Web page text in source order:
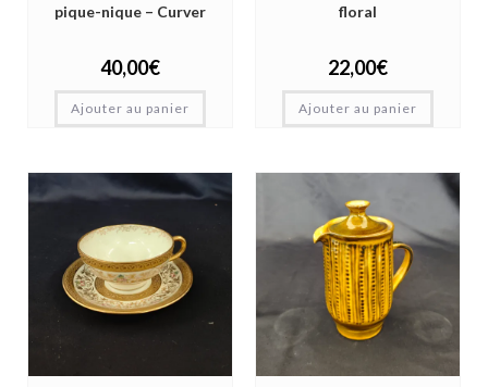
pique-nique – Curver
40,00€
Ajouter au panier
floral
22,00€
Ajouter au panier